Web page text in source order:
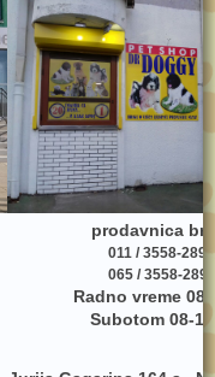
prodavnica br.
011 / 3558-289
065 / 3558-289
Radno vreme
Subotom 08-